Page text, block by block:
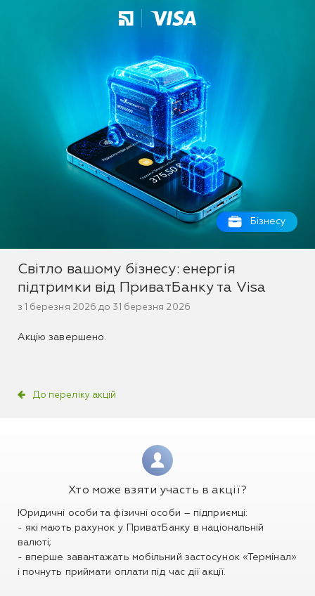
Бізнесу
До переліку акцій
Світло вашому бізнесу: енергія
підтримки від ПриватБанку та Visa
з 1 березня 2026 до 31 березня 2026
Акцію завершено.
Хто може взяти участь в акції?
Юридичні особи та фізичні особи – підприємці:
- які мають рахунок у ПриватБанку в національній
валюті;
- вперше завантажать мобільний застосунок «Термінал»
і почнуть приймати оплати під час дії акції.